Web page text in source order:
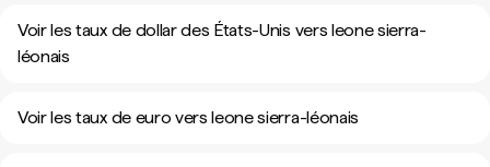
Voir les taux de dollar des États-Unis vers leone sierra-
léonais
Voir les taux de euro vers leone sierra-léonais